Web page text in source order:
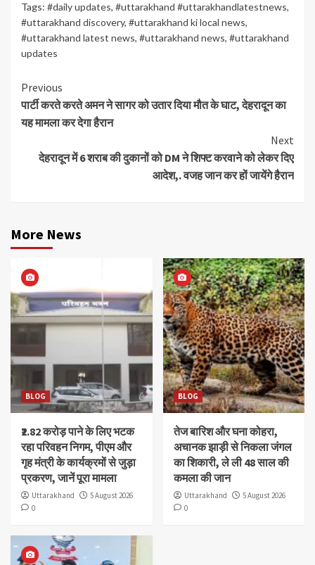
Tags: #daily updates, #uttarakhand #uttarakhandlatestnews,
#uttarakhand discovery, #uttarakhand ki local news,
#uttarakhand latest news, #uttarakhand news, #uttarakhand
updates
Continue
Reading
Previous
पार्टी करते करते अमन ने सागर को उतार दिया मौत के घाट, देहरादून का
यह मामला कर देगा हैरान
Next
देहरादून में 6 शराब की दुकानों को DM ने शिफ्ट करवाने को लेकर दिए
आदेश,. वजह जान कर हों जायेंगे हैरान
More News
BLOG
₹2.82 करोड़ पाने के लिए भटक
रहा परिवहन निगम, पीएम और
गृह मंत्री के कार्यक्रमों से जुड़ा
प्रकरण, जानें पूरा मामला
Uttarakhand
5 August 2026
0
BLOG
तेज बारिश और घना कोहरा,
अचानक झाड़ी से निकला जंगल
का शिकारी, ले ली 48 साल की
कमला की जान
Uttarakhand
5 August 2026
0